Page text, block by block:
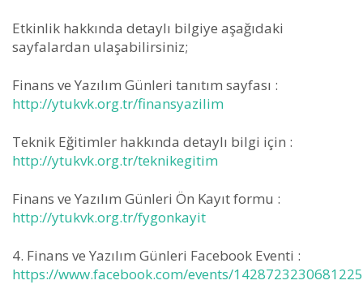
Etkinlik hakkında detaylı bilgiye aşağıdaki
sayfalardan ulaşabilirsiniz;
Finans ve Yazılım Günleri tanıtım sayfası :
http://ytukvk.org.tr/finansyazilim
Teknik Eğitimler hakkında detaylı bilgi için :
http://ytukvk.org.tr/teknikegitim
Finans ve Yazılım Günleri Ön Kayıt formu :
http://ytukvk.org.tr/fygonkayit
4. Finans ve Yazılım Günleri Facebook Eventi :
https://www.facebook.com/events/